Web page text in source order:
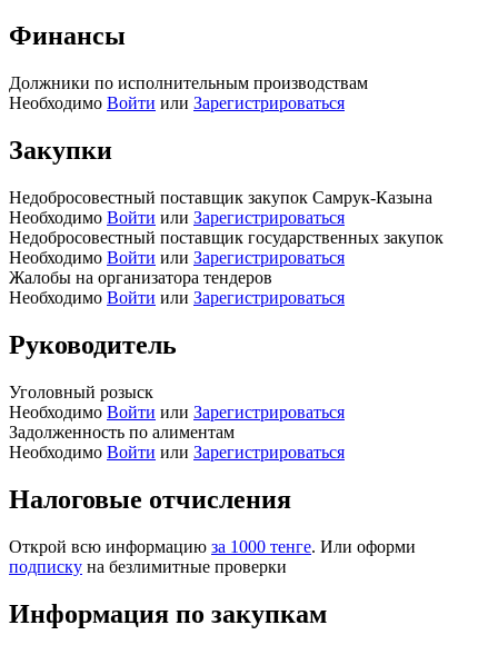
Финансы
Должники по исполнительным производствам
Необходимо Войти или Зарегистрироваться
Закупки
Недобросовестный поставщик закупок Самрук-Казына
Необходимо Войти или Зарегистрироваться
Недобросовестный поставщик государственных закупок
Необходимо Войти или Зарегистрироваться
Жалобы на организатора тендеров
Необходимо Войти или Зарегистрироваться
Руководитель
Уголовный розыск
Необходимо Войти или Зарегистрироваться
Задолженность по алиментам
Необходимо Войти или Зарегистрироваться
Налоговые отчисления
Открой всю информацию за 1000 тенге. Или оформи
подписку на безлимитные проверки
Информация по закупкам